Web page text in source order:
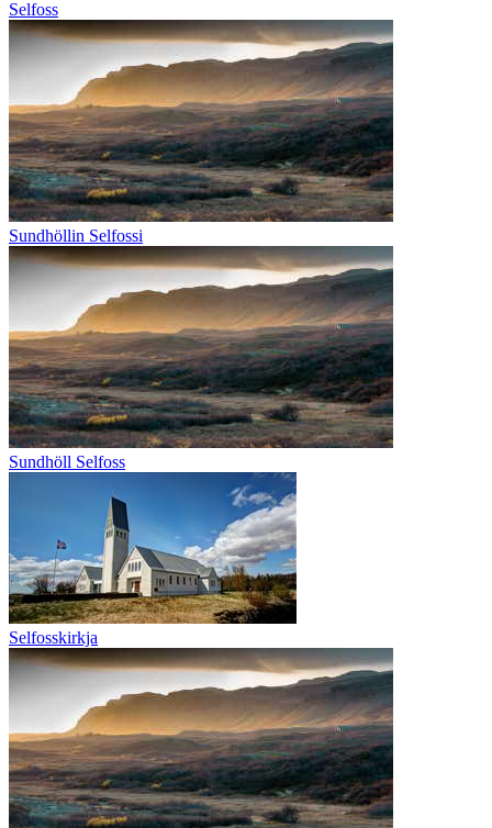
Selfoss
Sundhöllin Selfossi
Sundhöll Selfoss
Selfosskirkja